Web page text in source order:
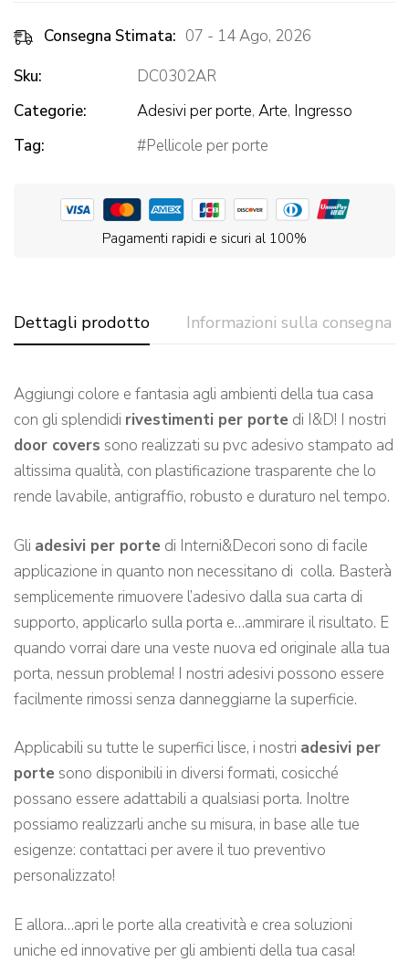
Consegna Stimata: 07 - 14 Ago, 2026
Sku:
DC0302AR
Categorie:
Adesivi per porte, Arte, Ingresso
Tag:
Pellicole per porte
Pagamenti rapidi e sicuri al 100%
Dettagli prodotto Informazioni sulla consegna
Aggiungi colore e fantasia agli ambienti della tua casa
con gli splendidi rivestimenti per porte di I&D! I nostri
door covers sono realizzati su pvc adesivo stampato ad
altissima qualità, con plastificazione trasparente che lo
rende lavabile, antigraffio, robusto e duraturo nel tempo.
Gli adesivi per porte di Interni&Decori sono di facile
applicazione in quanto non necessitano di colla. Basterà
semplicemente rimuovere l’adesivo dalla sua carta di
supporto, applicarlo sulla porta e…ammirare il risultato. E
quando vorrai dare una veste nuova ed originale alla tua
porta, nessun problema! I nostri adesivi possono essere
facilmente rimossi senza danneggiarne la superficie.
Applicabili su tutte le superfici lisce, i nostri adesivi per
porte sono disponibili in diversi formati, cosicché
possano essere adattabili a qualsiasi porta. Inoltre
possiamo realizzarli anche su misura, in base alle tue
esigenze: contattaci per avere il tuo preventivo
personalizzato!
E allora…apri le porte alla creatività e crea soluzioni
uniche ed innovative per gli ambienti della tua casa!